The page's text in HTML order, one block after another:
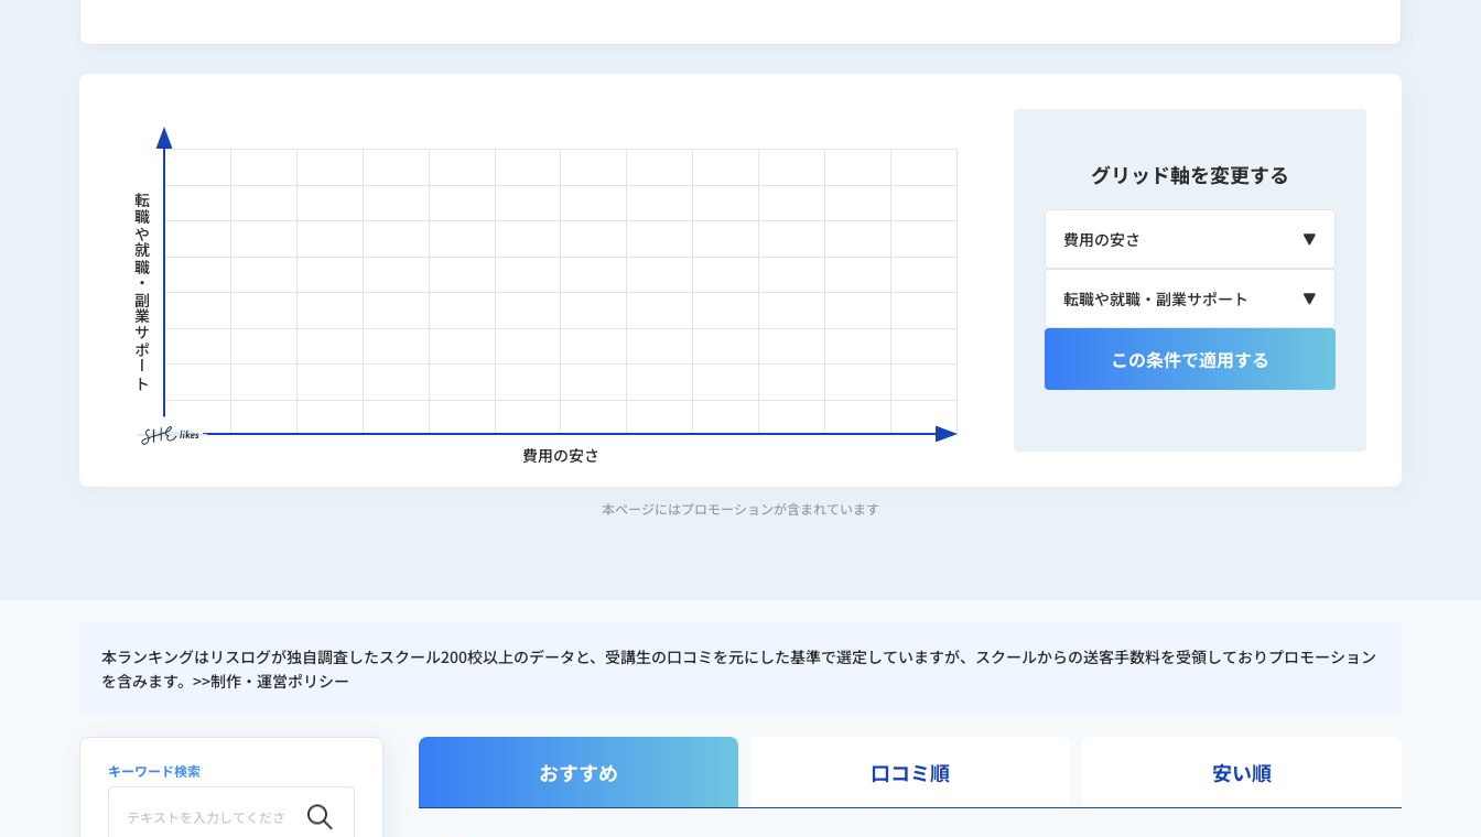
（株式会社アイズ：5242）へ売却。SEO・広告運用・SNS・MAツールを組み合わせたフルファネルのマーケティング設計が専門。
2016年｜スマートキャンプ株式会社 メディア事業部 ビジネス統括｜BtoBマーケ立上げ・リード0→100件/月・売上0→二桁億
2022年｜ステップ・アラウンド株式会社 執行役員CMO｜orend.jp立上げ・月間トラフィック20万・売上1億円規模
2024年｜rimad株式会社 代表取締役｜ファクログの立上げ・1年3か月で東証グロース上場企業（アイズ：東証グロース 5242）
へ売却
2026年〜｜個人開発者・マイクロSaaS開発中
ファクログ：創業
ITスクール口コミ・比較サイト「リスログ」で200社以上のITスクールを調査
得意領域
転職や就職・副業サポート
費用の安さ
グリッド軸を変更する
この条件で適用する
本ページにはプロモーションが含まれています
本ランキングはリスログが独自調査したスクール200校以上のデータと、受講生の口コミを元にした基準で選定していますが、スクールからの送客手数料を受領しておりプロモーション
を含みます。>>制作・運営ポリシー
キーワード検索 おすすめ 口コミ順 安い順